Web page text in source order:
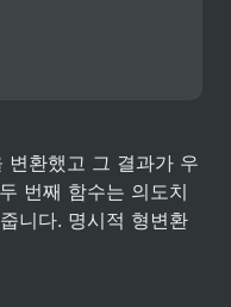
번째 함수는 의도치
니다. 명시적 형변환